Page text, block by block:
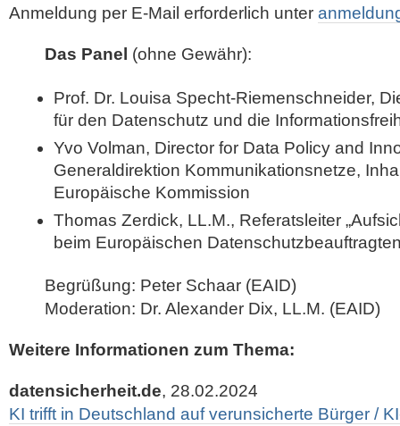
Anmeldung per E-Mail erforderlich unter
Das Panel (ohne Gewähr):
Prof. Dr. Louisa Specht-Riemenschneider,
für den Datenschutz und die
Yvo Volman, Director for Data Policy and
Generaldirektion Kommunikationsnetze,
Europäische Kommission
Thomas Zerdick, LL.M., Referatsleiter
beim Europäischen
Begrüßung: Peter Schaar (EAID)
Moderation: Dr. Alexander Dix, LL.M. (EAID)
Weitere Informationen zum Thema:
datensicherheit.de, 28.02.2024
KI trifft in Deutschland auf verunsicherte Bürger /